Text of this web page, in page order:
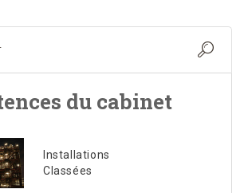
du cabinet
Installations
Classées